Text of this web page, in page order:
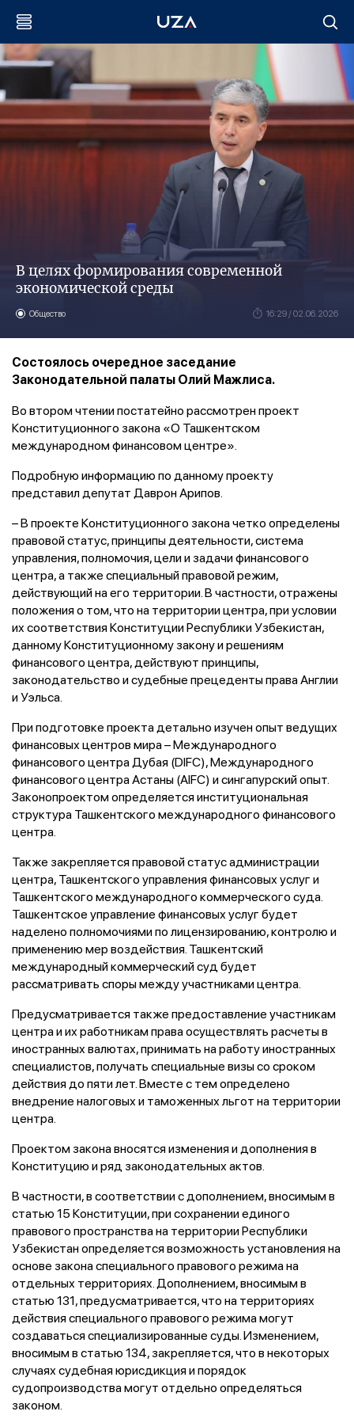
В целях формирования современной
экономической среды
Общество 16:29 / 02.06.2026
Состоялось очередное заседание
Законодательной палаты Олий Мажлиса.
Во втором чтении постатейно рассмотрен проект
Конституционного закона «О Ташкентском
международном финансовом центре».
Подробную информацию по данному проекту
представил депутат Даврон Арипов.
– В проекте Конституционного закона четко определены
правовой статус, принципы деятельности, система
управления, полномочия, цели и задачи финансового
центра, а также специальный правовой режим,
действующий на его территории. В частности, отражены
положения о том, что на территории центра, при условии
их соответствия Конституции Республики Узбекистан,
данному Конституционному закону и решениям
финансового центра, действуют принципы,
законодательство и судебные прецеденты права Англии
и Уэльса.
При подготовке проекта детально изучен опыт ведущих
финансовых центров мира – Международного
финансового центра Дубая (DIFC), Международного
финансового центра Астаны (AIFC) и сингапурский опыт.
Законопроектом определяется институциональная
структура Ташкентского международного финансового
центра.
Также закрепляется правовой статус администрации
центра, Ташкентского управления финансовых услуг и
Ташкентского международного коммерческого суда.
Ташкентское управление финансовых услуг будет
наделено полномочиями по лицензированию, контролю и
применению мер воздействия. Ташкентский
международный коммерческий суд будет
рассматривать споры между участниками центра.
Предусматривается также предоставление участникам
центра и их работникам права осуществлять расчеты в
иностранных валютах, принимать на работу иностранных
специалистов, получать специальные визы со сроком
действия до пяти лет. Вместе с тем определено
внедрение налоговых и таможенных льгот на территории
центра.
Проектом закона вносятся изменения и дополнения в
Конституцию и ряд законодательных актов.
В частности, в соответствии с дополнением, вносимым в
статью 15 Конституции, при сохранении единого
правового пространства на территории Республики
Узбекистан определяется возможность установления на
основе закона специального правового режима на
отдельных территориях. Дополнением, вносимым в
статью 131, предусматривается, что на территориях
действия специального правового режима могут
создаваться специализированные суды. Изменением,
вносимым в статью 134, закрепляется, что в некоторых
случаях судебная юрисдикция и порядок
судопроизводства могут отдельно определяться
законом.